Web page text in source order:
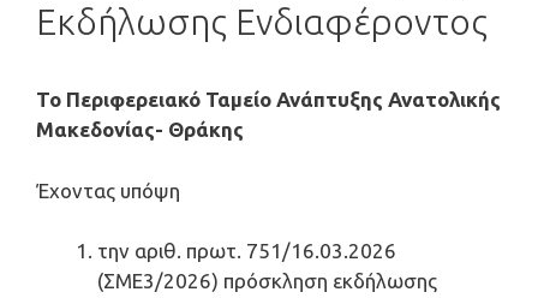
Εκδήλωσης Ενδιαφέροντος
Το Περιφερειακό Ταμείο Ανάπτυξης Ανατολικής
Μακεδονίας- Θράκης
Έχοντας υπόψη
την αριθ. πρωτ. 751/16.03.2026
(ΣΜΕ3/2026) πρόσκληση εκδήλωσης